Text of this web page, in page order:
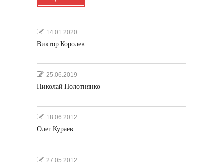
14.01.2020
Виктор Королев
25.06.2019
Николай Полотнянко
18.06.2012
Олег Кураев
27.05.2012